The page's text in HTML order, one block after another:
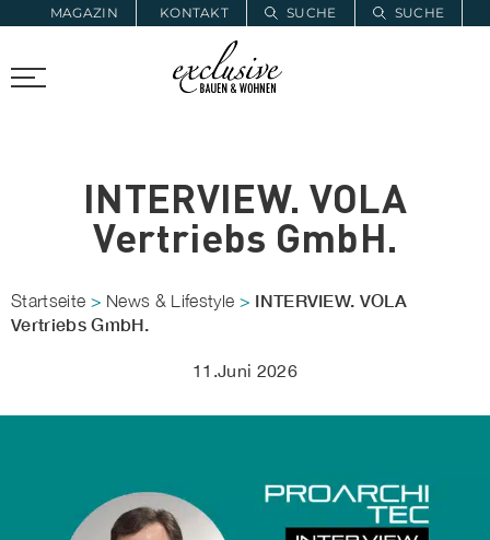
MAGAZIN KONTAKT SUCHE
SUCHE
PROARCHITEC PROINSTALL
INTERVIEW. VOLA
Vertriebs GmbH.
Startseite > News & Lifestyle > INTERVIEW. VOLA
Vertriebs GmbH.
11.Juni 2026